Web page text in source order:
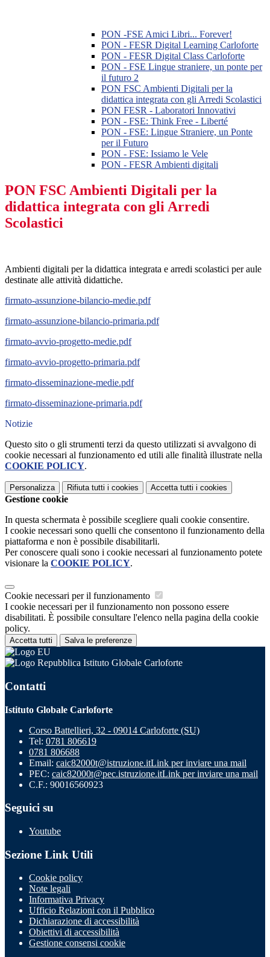
PON -FSE Amici Libri... Forever!
PON - FESR Digital Learning Carloforte
PON - FESR Digital Class Carloforte
PON - FSE Lingue straniere, un ponte per
il futuro 2
PON FSC Ambienti Digitali per la
didattica integrata con gli Arredi Scolastici
PON FESR - Laboratori Innovativi
PON - FSE: Think Free - Liberté
PON - FSE: Lingue Straniere, un Ponte
per il Futuro
PON - FSE: Issiamo le Vele
PON - FESR Ambienti digitali
PON FSC Ambienti Digitali per la
didattica integrata con gli Arredi
Scolastici
Ambienti digitali per la didattica integrata e arredi scolastici per aule
destinate alle attività didattiche.
firmato-assunzione-bilancio-medie.pdf
firmato-assunzione-bilancio-primaria.pdf
firmato-avvio-progetto-medie.pdf
firmato-avvio-progetto-primaria.pdf
firmato-disseminazione-medie.pdf
firmato-disseminazione-primaria.pdf
Notizie
Questo sito o gli strumenti terzi da questo utilizzati si avvalgono di
cookie necessari al funzionamento ed utili alle finalità illustrate nella
COOKIE POLICY.
Personalizza Rifiuta tutti i cookies Accetta tutti i cookies
Gestione cookie
In questa schermata è possibile scegliere quali cookie consentire.
I cookie necessari sono quelli che consentono il funzionamento della
piattaforma e non è possibile disabilitarli.
Per conoscere quali sono i cookie necessari al funzionamento potete
visionare la COOKIE POLICY.
Cookie necessari per il funzionamento
I cookie necessari per il funzionamento non possono essere
disabilitati. È possibile consultare l'elenco nella pagina della cookie
policy.
Accetta tutti Salva le preferenze
Istituto Globale Carloforte
Contatti
Istituto Globale Carloforte
Corso Battellieri, 32 - 09014 Carloforte (SU)
Tel: 0781 806619
0781 806688
Email: caic82000t@istruzione.itLink per inviare una mail
PEC: caic82000t@pec.istruzione.itLink per inviare una mail
C.F.: 90016560923
Seguici su
Youtube
Sezione Link Utili
Cookie policy
Note legali
Informativa Privacy
Ufficio Relazioni con il Pubblico
Dichiarazione di accessibilità
Obiettivi di accessibilità
Gestione consensi cookie